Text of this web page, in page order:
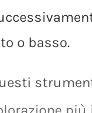
basso.